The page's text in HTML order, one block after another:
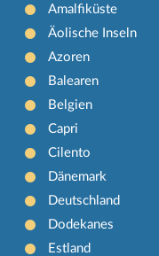
Amalfiküste
Äolische Inseln
Azoren
Balearen
Belgien
Capri
Cilento
Dänemark
Deutschland
Dodekanes
Estland